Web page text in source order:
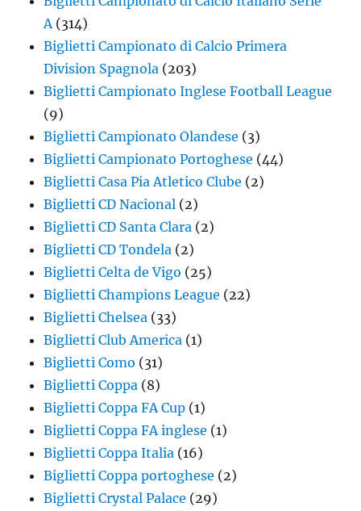
A (314)
Biglietti Campionato di Calcio Primera
Division Spagnola (203)
Biglietti Campionato Inglese Football League
(9)
Biglietti Campionato Olandese (3)
Biglietti Campionato Portoghese (44)
Biglietti Casa Pia Atletico Clube (2)
Biglietti CD Nacional (2)
Biglietti CD Santa Clara (2)
Biglietti CD Tondela (2)
Biglietti Celta de Vigo (25)
Biglietti Champions League (22)
Biglietti Chelsea (33)
Biglietti Club America (1)
Biglietti Como (31)
Biglietti Coppa (8)
Biglietti Coppa FA Cup (1)
Biglietti Coppa FA inglese (1)
Biglietti Coppa Italia (16)
Biglietti Coppa portoghese (2)
Biglietti Crystal Palace (29)